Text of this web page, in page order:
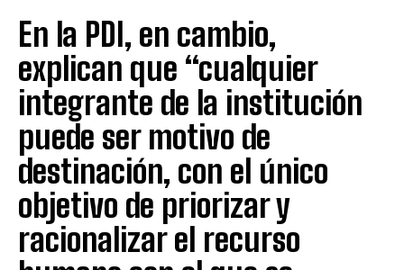
En la PDI, en cambio,
explican que “cualquier
integrante de la institución
puede ser motivo de
destinación, con el único
objetivo de priorizar y
racionalizar el recurso